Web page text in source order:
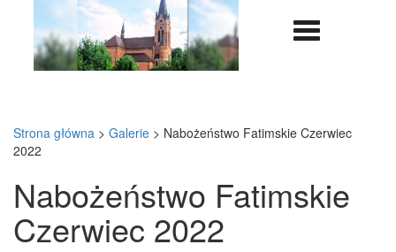
Nawigazja
rozwijana
Strona główna > Galerie > Nabożeństwo Fatimskie Czerwiec
2022
Nabożeństwo Fatimskie
Czerwiec 2022